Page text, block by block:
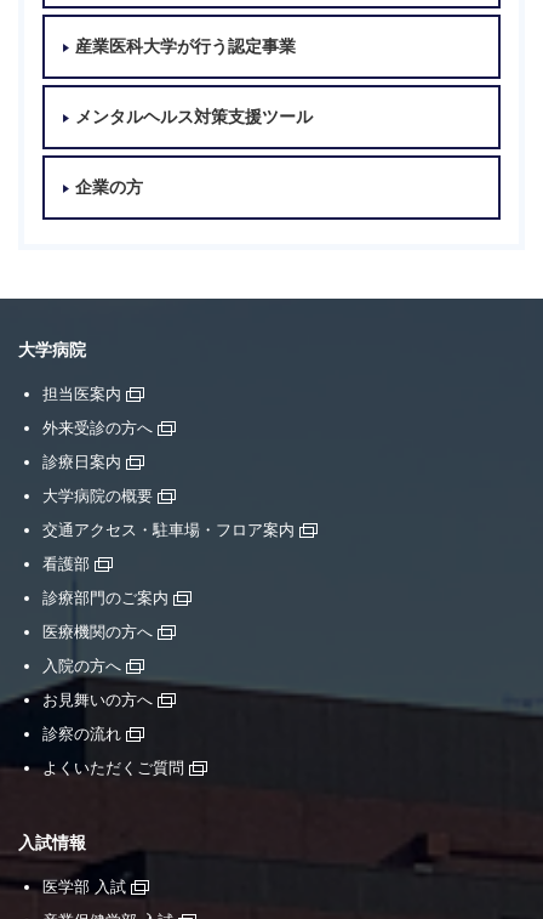
産業医科大学が行う認定事業
メンタルヘルス対策支援ツール
企業の方
大学病院
担当医案内
外来受診の方へ
診療日案内
大学病院の概要
交通アクセス・駐車場・フロア案内
看護部
診療部門のご案内
医療機関の方へ
入院の方へ
お見舞いの方へ
診察の流れ
よくいただくご質問
入試情報
医学部 入試